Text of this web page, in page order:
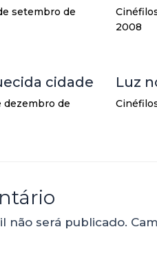
setembro de
2008
cidade
dezembro de
Luz
não será publicado.